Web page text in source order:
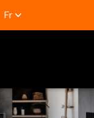
Fr